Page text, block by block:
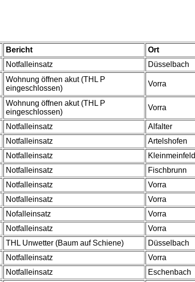
Bericht
Ort
Notfalleinsatz Düsselbach
Wohnung öffnen akut (THL P
eingeschlossen)
Vorra
Wohnung öffnen akut (THL P
eingeschlossen)
Vorra
Notfalleinsatz
Alfalter
Notfalleinsatz
Artelshofen
Notfalleinsatz
Kleinmeinfeld
Notfalleinsatz
Fischbrunn
Notfalleinsatz
Vorra
Notfalleinsatz
Vorra
Nofalleinsatz
Vorra
Notfalleinsatz
Vorra
THL Unwetter (Baum auf Schiene)
Düsselbach
Notfalleinsatz
Vorra
Notfalleinsatz
Eschenbach